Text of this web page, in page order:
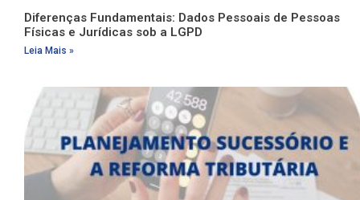
Diferenças Fundamentais: Dados Pessoais de Pessoas
Físicas e Jurídicas sob a LGPD
Leia Mais »